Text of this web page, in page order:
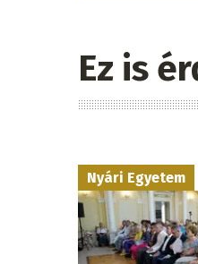
Ez is
Nyári Egyetem